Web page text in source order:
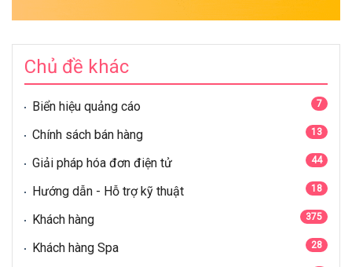
Chủ đề khác
Biển hiệu quảng cáo 7
Chính sách bán hàng 13
Giải pháp hóa đơn điện tử 44
Hướng dẫn - Hỗ trợ kỹ thuật 18
Khách hàng 375
Khách hàng Spa 28